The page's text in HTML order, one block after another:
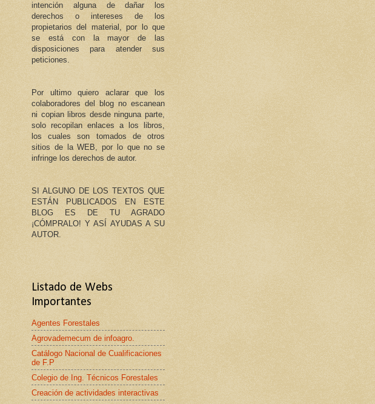
intención alguna de dañar los
derechos o intereses de los
propietarios del material, por lo que
se está con la mayor de las
disposiciones para atender sus
peticiones.
Por ultimo quiero aclarar que los
colaboradores del blog no escanean
ni copian libros desde ninguna parte,
solo recopilan enlaces a los libros,
los cuales son tomados de otros
sitios de la WEB, por lo que no se
infringe los derechos de autor.
SI ALGUNO DE LOS TEXTOS QUE
ESTÁN PUBLICADOS EN ESTE
BLOG ES DE TU AGRADO
¡CÓMPRALO! Y ASÍ AYUDAS A SU
AUTOR.
Listado de Webs
Importantes
Agentes Forestales
Agrovademecum de infoagro.
Catálogo Nacional de Cualificaciones
de F.P
Colegio de Ing. Técnicos Forestales
Creación de actividades interactivas